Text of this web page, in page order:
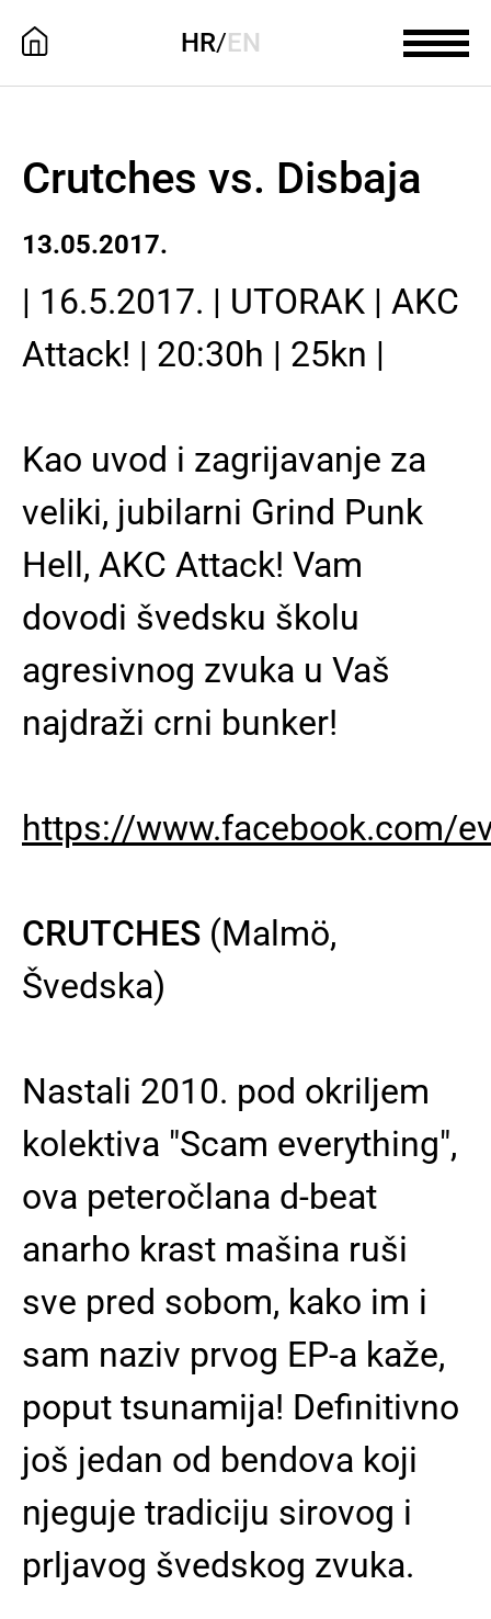
HR/EN
Crutches vs. Disbaja
13.05.2017.
| 16.5.2017. | UTORAK | AKC
Attack! | 20:30h | 25kn |
Kao uvod i zagrijavanje za
veliki, jubilarni Grind Punk
Hell, AKC Attack! Vam
dovodi švedsku školu
agresivnog zvuka u Vaš
najdraži crni bunker!
https://www.facebook.com/
CRUTCHES (Malmö,
Švedska)
Nastali 2010. pod okriljem
kolektiva "Scam everything",
ova peteročlana d-beat
anarho krast mašina ruši
sve pred sobom, kako im i
sam naziv prvog EP-a kaže,
poput tsunamija! Definitivno
još jedan od bendova koji
njeguje tradiciju sirovog i
prljavog švedskog zvuka.